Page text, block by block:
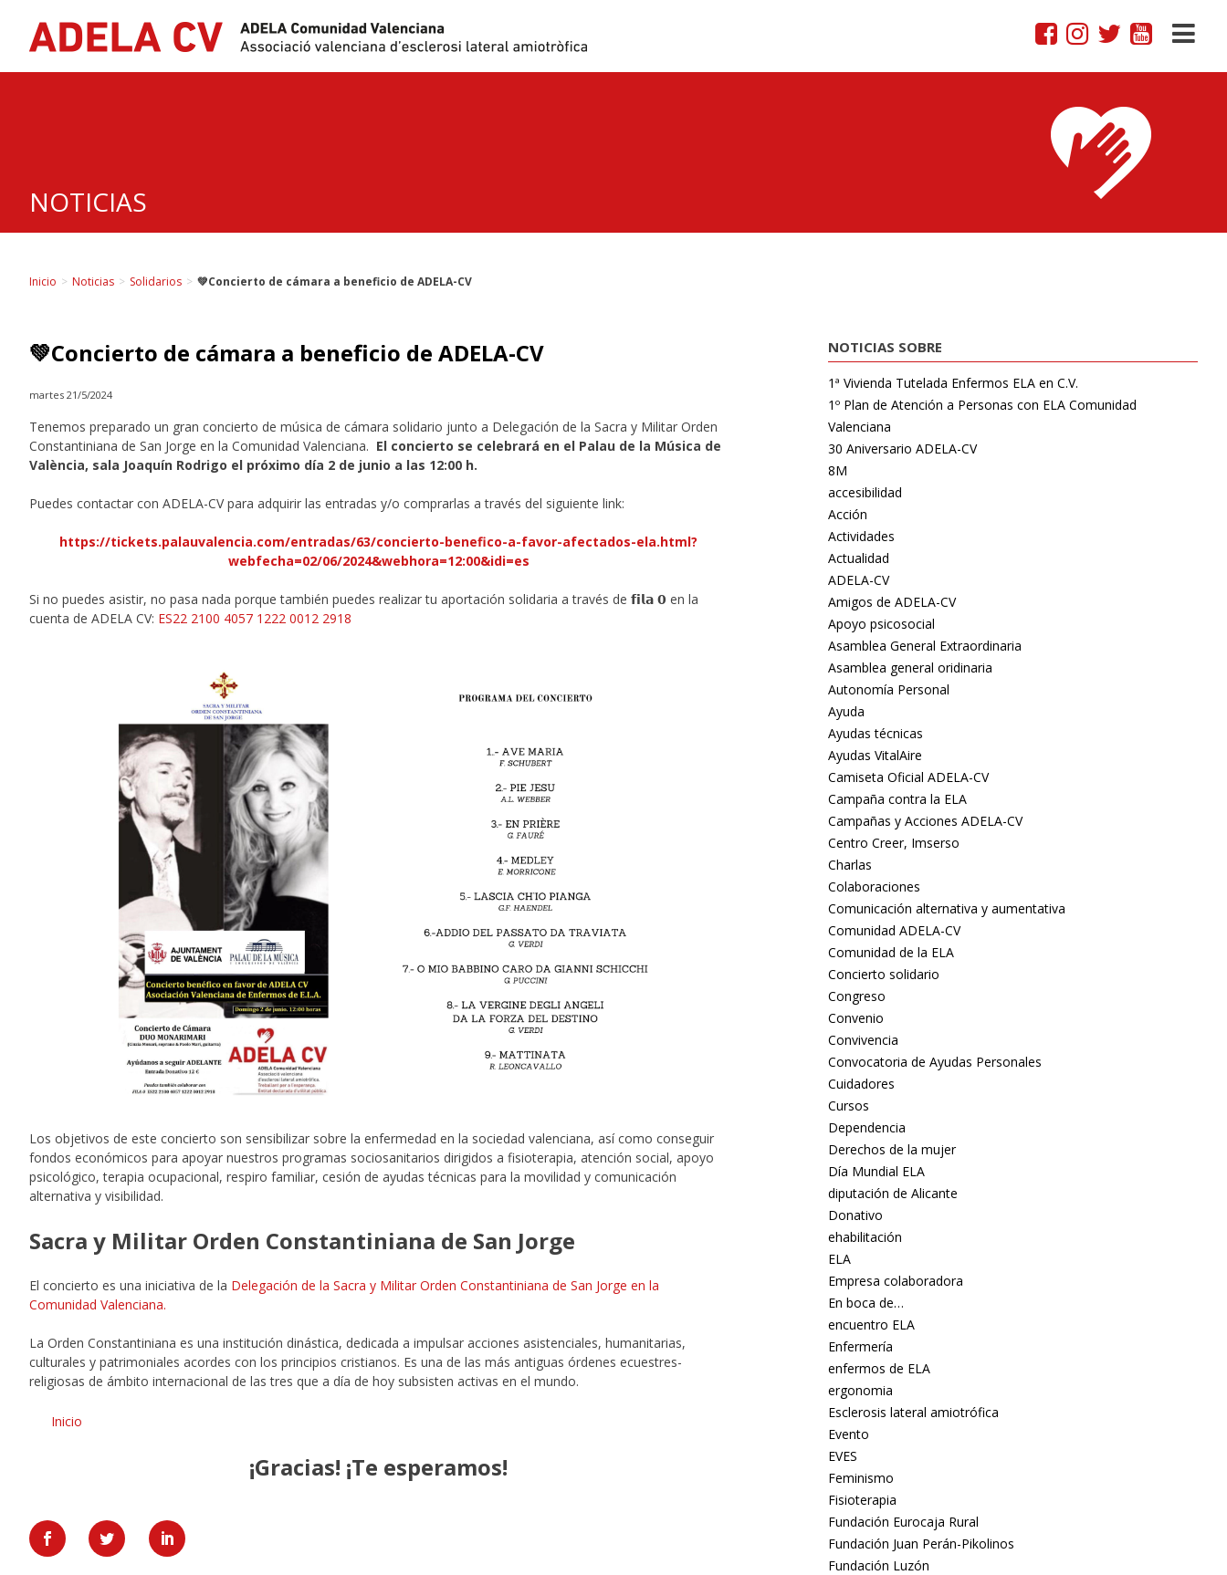
NOTICIAS
Inicio > Noticias > Solidarios > 💚Concierto de cámara a beneficio de ADELA-CV
💚Concierto de cámara a beneficio de ADELA-CV
martes 21/5/2024
Tenemos preparado un gran concierto de música de cámara solidario junto a Delegación de la Sacra y Militar Orden
Constantiniana de San Jorge en la Comunidad Valenciana. El concierto se celebrará en el Palau de la Música de
València, sala Joaquín Rodrigo el próximo día 2 de junio a las 12:00 h.
Puedes contactar con ADELA-CV para adquirir las entradas y/o comprarlas a través del siguiente link:
https://tickets.palauvalencia.com/entradas/63/concierto-benefico-a-favor-afectados-ela.html?
webfecha=02/06/2024&webhora=12:00&idi=es
Si no puedes asistir, no pasa nada porque también puedes realizar tu aportación solidaria a través de 𝗳𝗶𝗹𝗮 𝟬 en la
cuenta de ADELA CV: ES22 2100 4057 1222 0012 2918
Los objetivos de este concierto son sensibilizar sobre la enfermedad en la sociedad valenciana, así como conseguir
fondos económicos para apoyar nuestros programas sociosanitarios dirigidos a fisioterapia, atención social, apoyo
psicológico, terapia ocupacional, respiro familiar, cesión de ayudas técnicas para la movilidad y comunicación
alternativa y visibilidad.
Sacra y Militar Orden Constantiniana de San Jorge
El concierto es una iniciativa de la Delegación de la Sacra y Militar Orden Constantiniana de San Jorge en la
Comunidad Valenciana.
La Orden Constantiniana es una institución dinástica, dedicada a impulsar acciones asistenciales, humanitarias,
culturales y patrimoniales acordes con los principios cristianos. Es una de las más antiguas órdenes ecuestres-
religiosas de ámbito internacional de las tres que a día de hoy subsisten activas en el mundo.
Inicio
¡Gracias! ¡Te esperamos!
NOTICIAS SOBRE
1ª Vivienda Tutelada Enfermos ELA en C.V.
1º Plan de Atención a Personas con ELA Comunidad
Valenciana
30 Aniversario ADELA-CV
8M
accesibilidad
Acción
Actividades
Actualidad
ADELA-CV
Amigos de ADELA-CV
Apoyo psicosocial
Asamblea General Extraordinaria
Asamblea general oridinaria
Autonomía Personal
Ayuda
Ayudas técnicas
Ayudas VitalAire
Camiseta Oficial ADELA-CV
Campaña contra la ELA
Campañas y Acciones ADELA-CV
Centro Creer, Imserso
Charlas
Colaboraciones
Comunicación alternativa y aumentativa
Comunidad ADELA-CV
Comunidad de la ELA
Concierto solidario
Congreso
Convenio
Convivencia
Convocatoria de Ayudas Personales
Cuidadores
Cursos
Dependencia
Derechos de la mujer
Día Mundial ELA
diputación de Alicante
Donativo
ehabilitación
ELA
Empresa colaboradora
En boca de…
encuentro ELA
Enfermería
enfermos de ELA
ergonomia
Esclerosis lateral amiotrófica
Evento
EVES
Feminismo
Fisioterapia
Fundación Eurocaja Rural
Fundación Juan Perán-Pikolinos
Fundación Luzón